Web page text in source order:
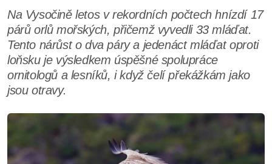
Na Vysočině letos v rekordních počtech hnízdí 17
párů orlů mořských, přičemž vyvedli 33 mláďat.
Tento nárůst o dva páry a jedenáct mláďat oproti
loňsku je výsledkem úspěšné spolupráce
ornitologů a lesníků, i když čelí překážkám jako
jsou otravy.